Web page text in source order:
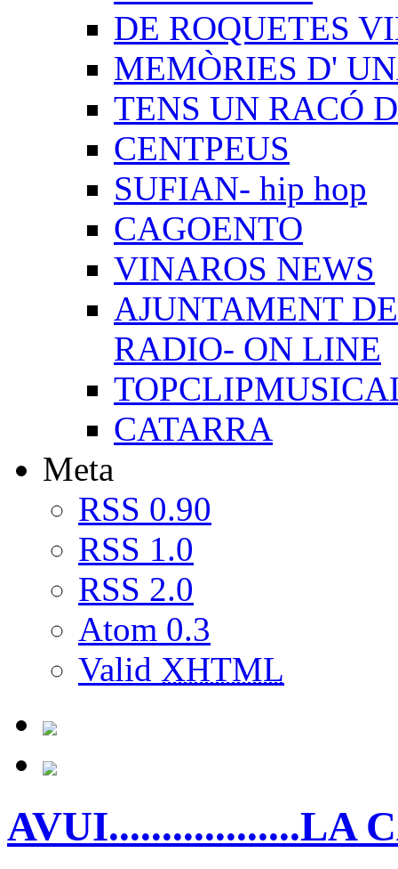
DE ROQUETES
MEMÒRIES D'
TENS UN RACÓ
CENTPEUS
SUFIAN- hip hop
CAGOENTO
VINAROS NEWS
AJUNTAMENT
RADIO- ON LINE
CATARRA
Meta
RSS 0.90
RSS 1.0
RSS 2.0
Atom 0.3
Valid XHTML
AVUI..................LA